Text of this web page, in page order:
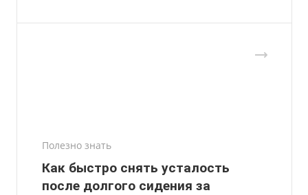
Полезно знать
Как быстро снять усталость
после долгого сидения за